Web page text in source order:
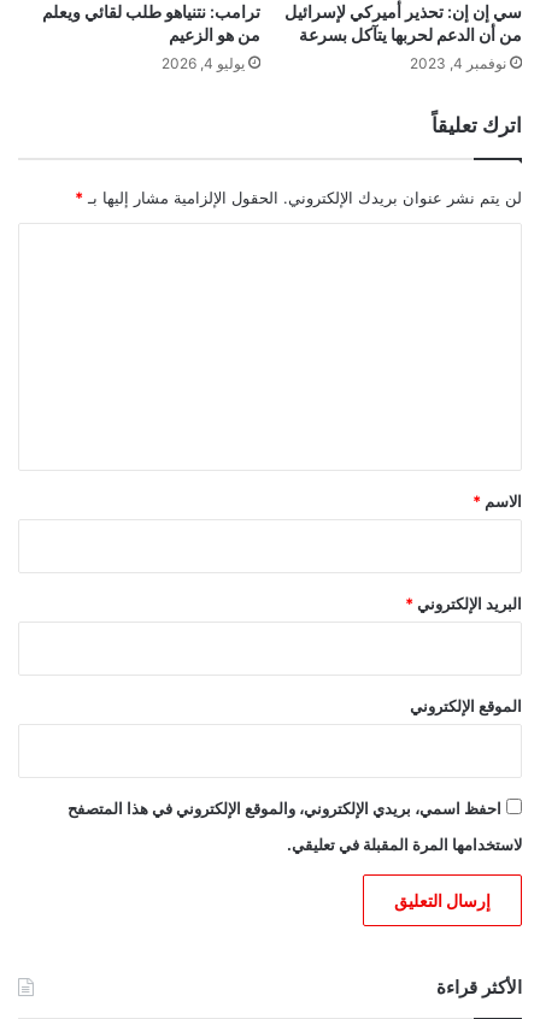
سي إن إن: تحذير أميركي لإسرائيل
من أن الدعم لحربها يتآكل بسرعة
نوفمبر 4, 2023
ترامب: نتنياهو طلب لقائي ويعلم
من هو الزعيم
يوليو 4, 2026
اترك تعليقاً
لن يتم نشر عنوان بريدك الإلكتروني. الحقول الإلزامية مشار إليها بـ *
*
الاسم *
البريد الإلكتروني *
الموقع الإلكتروني
احفظ اسمي، بريدي الإلكتروني، والموقع الإلكتروني في هذا المتصفح
لاستخدامها المرة المقبلة في تعليقي.
الأكثر قراءة